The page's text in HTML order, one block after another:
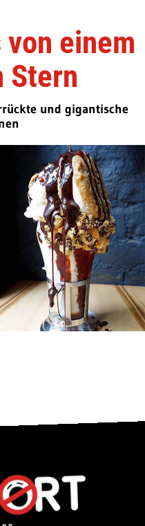
einem
Stern
und gigantische